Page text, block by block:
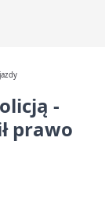
-
prawo